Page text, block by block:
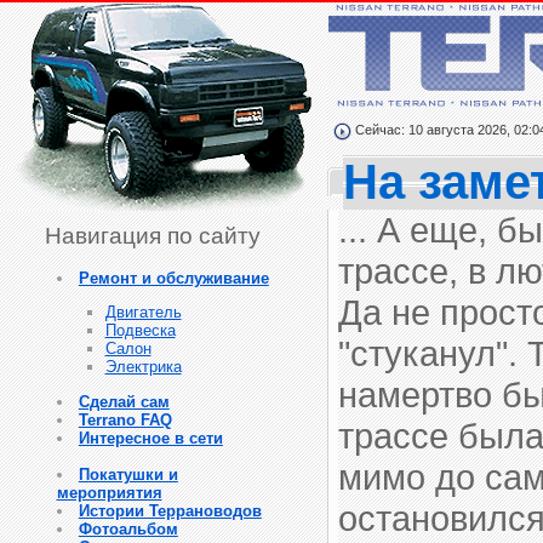
Навигация по сайту
Ремонт и обслуживание
Двигатель
Подвеска
Салон
Электрика
Сделай сам
Terrano FAQ
Интересное в сети
Покатушки и
мероприятия
Истории Террановодов
Фотоальбом
Сейчас: 10 августа 2026,
На
... А еще,
трассе, в
Да не
"стуканул".
намертво
трассе
мимо до